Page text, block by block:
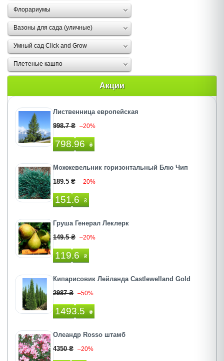
Флорариумы
Вазоны для сада (уличные)
Умный сад Click and Grow
Плетеные кашпо
Акции
Лиственница европейская
998.7 ₴ –20%
798.96 ₴
Можжевельник горизонтальный Блю Чип
189.5 ₴ –20%
151.6 ₴
Груша Генерал Леклерк
149.5 ₴ –20%
119.6 ₴
Кипарисовик Лейланда Castlewelland Gold
2987 ₴ –50%
1493.5 ₴
Олеандр Rosso штамб
4350 ₴ –20%